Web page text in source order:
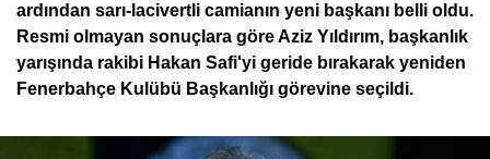
ardından sarı-lacivertli camianın yeni başkanı belli oldu.
Resmi olmayan sonuçlara göre Aziz Yıldırım, başkanlık
yarışında rakibi Hakan Safi'yi geride bırakarak yeniden
Fenerbahçe Kulübü Başkanlığı görevine seçildi.